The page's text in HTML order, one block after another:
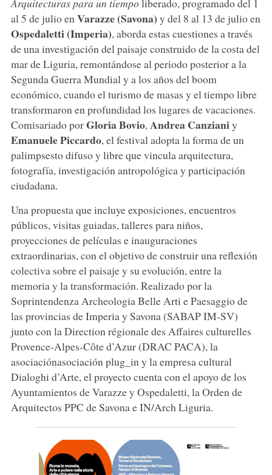
al 5 de julio en Varazze(Savona) y del 8 al 13 de julio en
Ospedaletti(Imperia), aborda estas cuestiones a través
de una investigación del paisaje construido de la costa del
mar de Liguria, remontándose al periodo posterior a la
Segunda Guerra Mundial y a los años del boom
económico, cuando el turismo de masas y el tiempo libre
transformaron en profundidad los lugares de vacaciones.
Comisariado porGloria Bovio, Andrea Canzianiy
Emanuele Piccardo, el festival adopta la forma de un
palimpsesto difuso y libre que vincula arquitectura,
fotografía, investigación antropológica y participación
ciudadana.
Una propuesta que incluye exposiciones, encuentros
públicos, visitas guiadas, talleres para niños,
proyecciones de películas e inauguraciones
extraordinarias, con el objetivo de construir una reflexión
colectiva sobre el paisaje y su evolución, entre la
memoria y la transformación. Realizado por la
Soprintendenza Archeologia Belle Arti e Paesaggio de
las provincias de Imperia y Savona (SABAP IM-SV)
junto con la Direction régionale des Affaires culturelles
Provence-Alpes-Côte d’Azur (DRAC PACA), la
asociaciónasociación plug_in y la empresa cultural
Dialoghi d’Arte, el proyecto cuenta con el apoyo de los
Ayuntamientos de Varazze y Ospedaletti, la Orden de
Arquitectos PPC de Savona e IN/Arch Liguria.